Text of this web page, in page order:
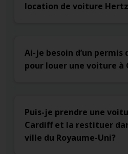
location de voiture
Ai-je besoin d’un permis
pour louer une voiture à
Puis-je prendre une
Cardiff et la restituer
ville du Royaume-Uni?